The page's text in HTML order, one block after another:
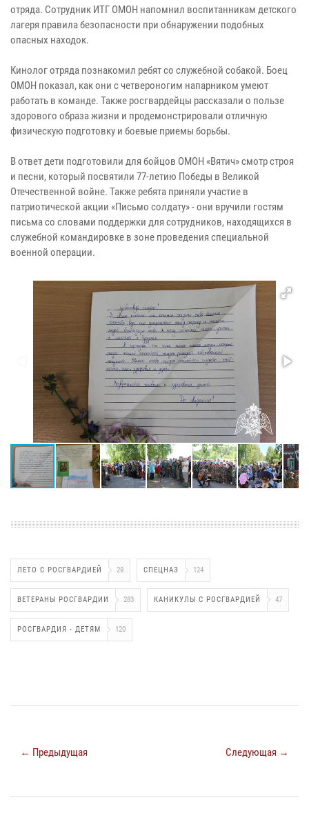
отряда. Сотрудник ИТГ ОМОН напомнил воспитанникам детского
лагеря правила безопасности при обнаружении подобных
опасных находок.
Кинолог отряда познакомил ребят со служебной собакой. Боец
ОМОН показал, как они с четвероногим напарником умеют
работать в команде. Также росгвардейцы рассказали о пользе
здорового образа жизни и продемонстрировали отличную
физическую подготовку и боевые приемы борьбы.
В ответ дети подготовили для бойцов ОМОН «Вятич» смотр строя
и песни, который посвятили 77-летию Победы в Великой
Отечественной войне. Также ребята приняли участие в
патриотической акции «Письмо солдату» - они вручили гостям
письма со словами поддержки для сотрудников, находящихся в
служебной командировке в зоне проведения специальной
военной операции.
ЛЕТО С РОСГВАРДИЕЙ 29 СПЕЦНАЗ 124
ВЕТЕРАНЫ РОСГВАРДИИ 283 КАНИКУЛЫ С РОСГВАРДИЕЙ 47
РОСГВАРДИЯ - ДЕТЯМ 120
← Предыдущая Следующая →